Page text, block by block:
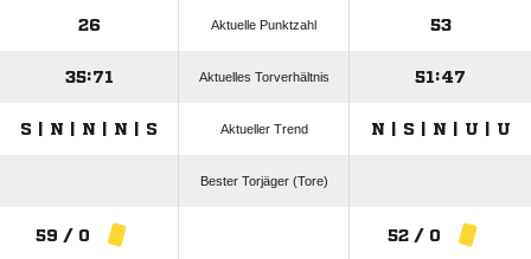
26 Aktuelle Punktzahl 53
35:71 Aktuelles Torverhältnis 51:47
S | N | N | N | S Aktueller Trend N | S | N | U | U
Bester Torjäger (Tore)
59 / 0 52 / 0